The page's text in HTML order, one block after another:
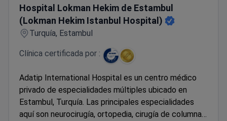
Hospital Lokman Hekim de Estambul
(Lokman Hekim Istanbul Hospital)
Turquía, Estambul
Clínica certificada por :
Adatip International Hospital es un centro médico
privado de especialidades múltiples ubicado en
Estambul, Turquía. Las principales especialidades
aquí son neurocirugía, ortopedia, cirugía de columna y